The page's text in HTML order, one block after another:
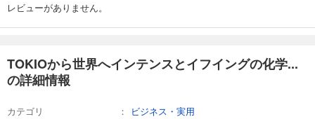
レビューがありません。
TOKIOから世界へインテンスとイフイングの化学...
の詳細情報
カテゴリ
ビジネス・実用